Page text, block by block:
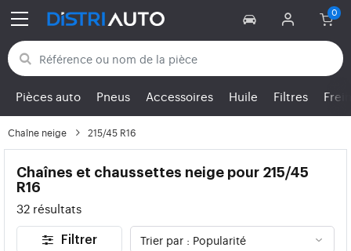
Retour aux catégories
Pièces auto Pneus Accessoires Huile Filtres
Chaîne neige 215/45 R16
Chaînes et chaussettes neige pour 215/45
R16
32 résultats
Filtrer